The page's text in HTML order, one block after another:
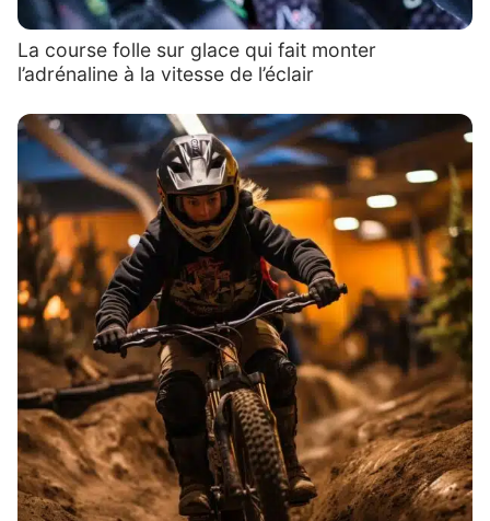
La course folle sur glace qui fait monter
l’adrénaline à la vitesse de l’éclair